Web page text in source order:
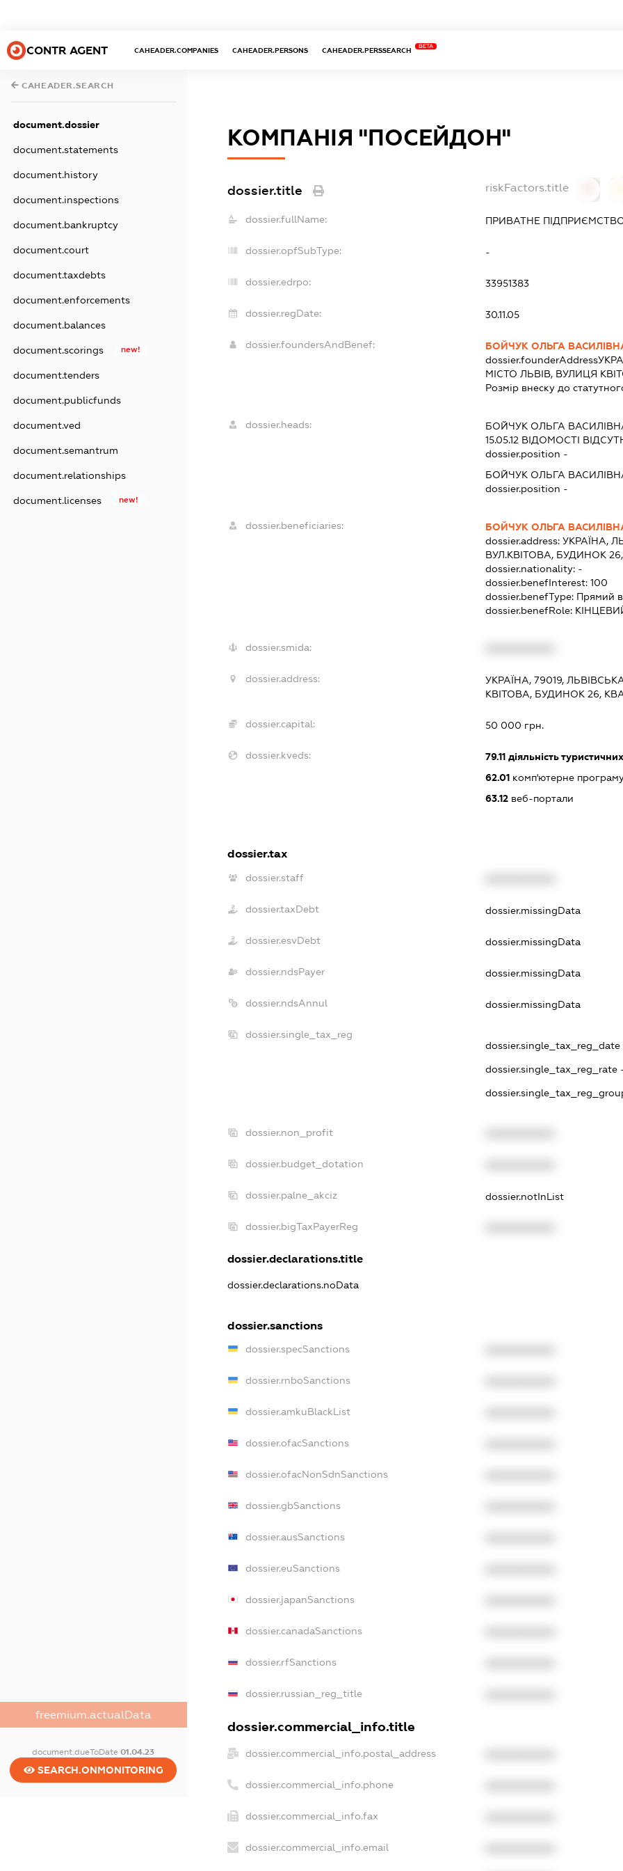
CONTR AGENT CAHEADER.COMPANIES CAHEADER.PERSONS CAHEADER.PERSSEARCH
BETA
CAHEADER.SEARCH
document.dossier
document.statements
document.history
document.inspections
document.bankruptcy
document.court
document.taxdebts
document.enforcements
document.balances
document.scorings new!
document.tenders
document.publicfunds
document.ved
document.semantrum
document.relationships
document.licenses new!
freemium.actualData
document.dueToDate01.04.23
SEARCH.ONMONITORING
КОМПАНІЯ "ПОСЕЙДОН"
dossier.title riskFactors.title
dossier.fullName: ПРИВАТНЕ
dossier.opfSubType: -
dossier.edrpo: 33951383
dossier.regDate: 30.11.05
dossier.foundersAndBenef:
БОЙЧУК ОЛЬГА
dossier.founderAddress
МІСТО ЛЬВІВ, ВУЛИЦЯ
Розмір внеску до
dossier.heads: БОЙЧУК ОЛЬГА
15.05.12 ВІДОМОСТІ
dossier.position -
БОЙЧУК ОЛЬГА
dossier.position -
dossier.beneficiaries:
БОЙЧУК ОЛЬГА
dossier.address: УКРАЇНА,
ВУЛ.КВІТОВА, БУДИНОК
dossier.nationality: -
dossier.benefInterest: 100
dossier.benefType: Прямий
dossier.benefRole:
dossier.smida:
dossier.address:
УКРАЇНА, 79019,
КВІТОВА, БУДИНОК 26,
dossier.capital: 50 000 грн.
dossier.kveds: 79.11 діяльність
62.01 комп'ютерне
63.12 веб-портали
dossier.tax
dossier.staff
dossier.taxDebt dossier.missingData
dossier.esvDebt dossier.missingData
dossier.ndsPayer dossier.missingData
dossier.ndsAnnul dossier.missingData
dossier.single_tax_reg
dossier.single_tax_reg_date -
dossier.single_tax_reg_rate
dossier.non_profit
dossier.budget_dotation
dossier.palne_akciz dossier.notInList
dossier.bigTaxPayerReg
dossier.declarations.title
dossier.declarations.noData
dossier.sanctions
dossier.specSanctions
dossier.rnboSanctions
dossier.amkuBlackList
dossier.ofacSanctions
dossier.ofacNonSdnSanctions
dossier.gbSanctions
dossier.ausSanctions
dossier.euSanctions
dossier.japanSanctions
dossier.canadaSanctions
dossier.rfSanctions
dossier.russian_reg_title
dossier.commercial_info.title
dossier.commercial_info.postal_address
dossier.commercial_info.phone
dossier.commercial_info.fax
dossier.commercial_info.email